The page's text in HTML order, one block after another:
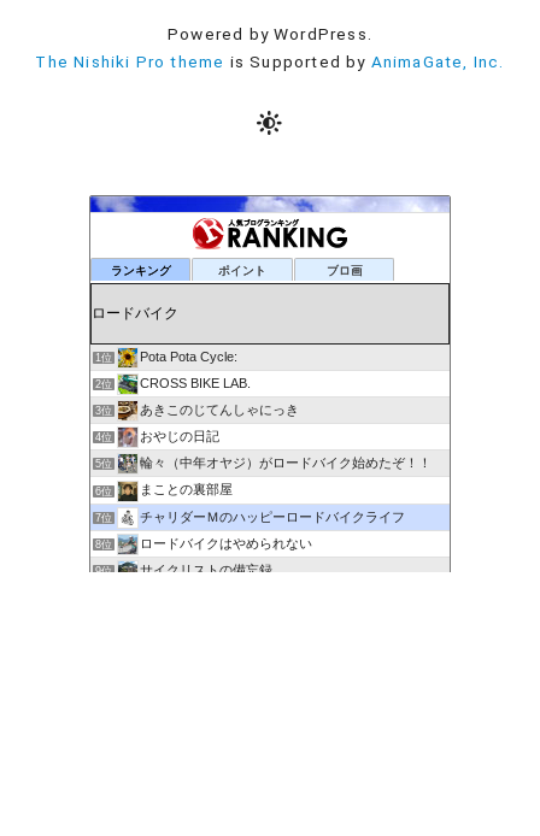
Powered by WordPress.
The Nishiki Pro theme is Supported by AnimaGate, Inc.
ランキング ポイント ブロ画
1位 Pota Pota Cycle:
2位 CROSS BIKE LAB.
3位 あきこのじてんしゃにっき
4位 おやじの日記
5位 輪々（中年オヤジ）がロードバイク始めたぞ！！
6位 まことの裏部屋
7位 チャリダーＭのハッピーロードバイクライフ
8位 ロードバイクはやめられない
9位 サイクリストの備忘録